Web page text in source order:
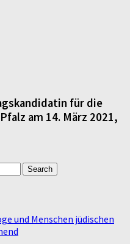
für die
am 14. März 2021,
und Menschen jüdischen